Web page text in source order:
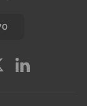
LinkedIn